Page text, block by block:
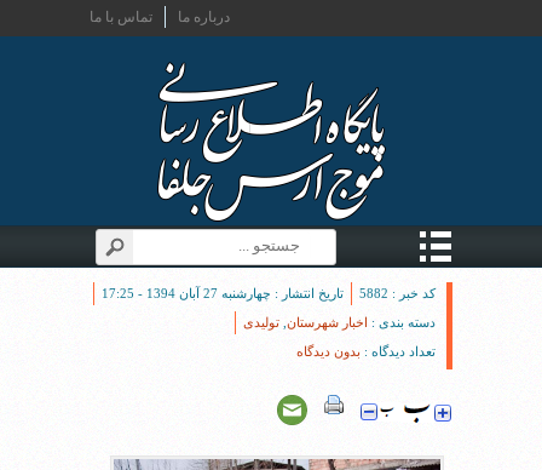
تماس با ما درباره ما
کد خبر : 5882
تاریخ انتشار : چهارشنبه 27 آبان 1394 - 17:25
دسته بندی : اخبار شهرستان تولیدی
تعداد دیدگاه : بدون دیدگاه